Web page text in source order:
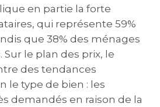
en partie la forte
qui représente 59%
que 38% des ménages
le plan des prix, le
des tendances
le type de bien : les
demandés en raison de la